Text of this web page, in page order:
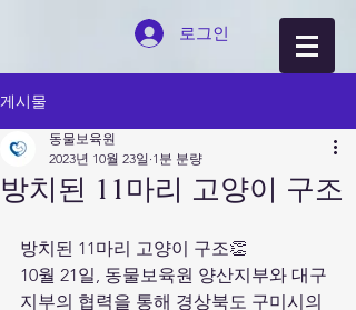
로그인
게시물
방치된 11마리 고양이 구조
동물보육원
2023년 10월 23일 1분 분량
방치된 11마리 고양이 구조👏
10월 21일, 동물보육원 양산지부와 대구
지부의 협력을 통해 경상북도 구미시의